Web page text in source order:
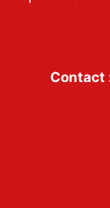
Contact